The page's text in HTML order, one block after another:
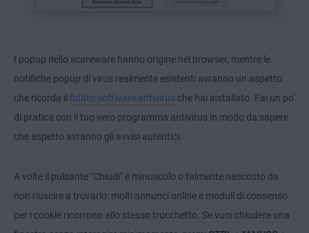
I popup dello scareware hanno origine nel browser, mentre le
notifiche popup di virus realmente esistenti avranno un aspetto
che ricorda il fidato software antivirus che hai installato. Fai un po'
di pratica con il tuo vero programma antivirus in modo da sapere
che aspetto avranno gli avvisi autentici.
A volte il pulsante "Chiudi" è minuscolo o talmente nascosto da
non riuscire a trovarlo: molti annunci online e moduli di consenso
per i cookie ricorrono allo stesso trucchetto. Se vuoi chiudere una